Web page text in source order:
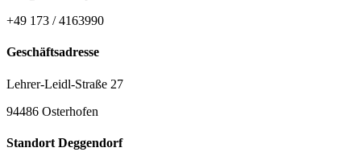
+49 173 / 4163990
Geschäftsadresse
Lehrer-Leidl-Straße 27
94486 Osterhofen
Standort Deggendorf